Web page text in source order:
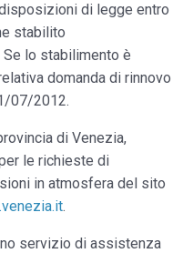
di legge entro
stabilito
lo stabilimento è
domanda di rinnovo
07/2012.
di Venezia,
le richieste di
in atmosfera del sito
.
servizio di assistenza